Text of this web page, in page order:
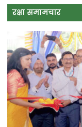
रक्षा समामचार